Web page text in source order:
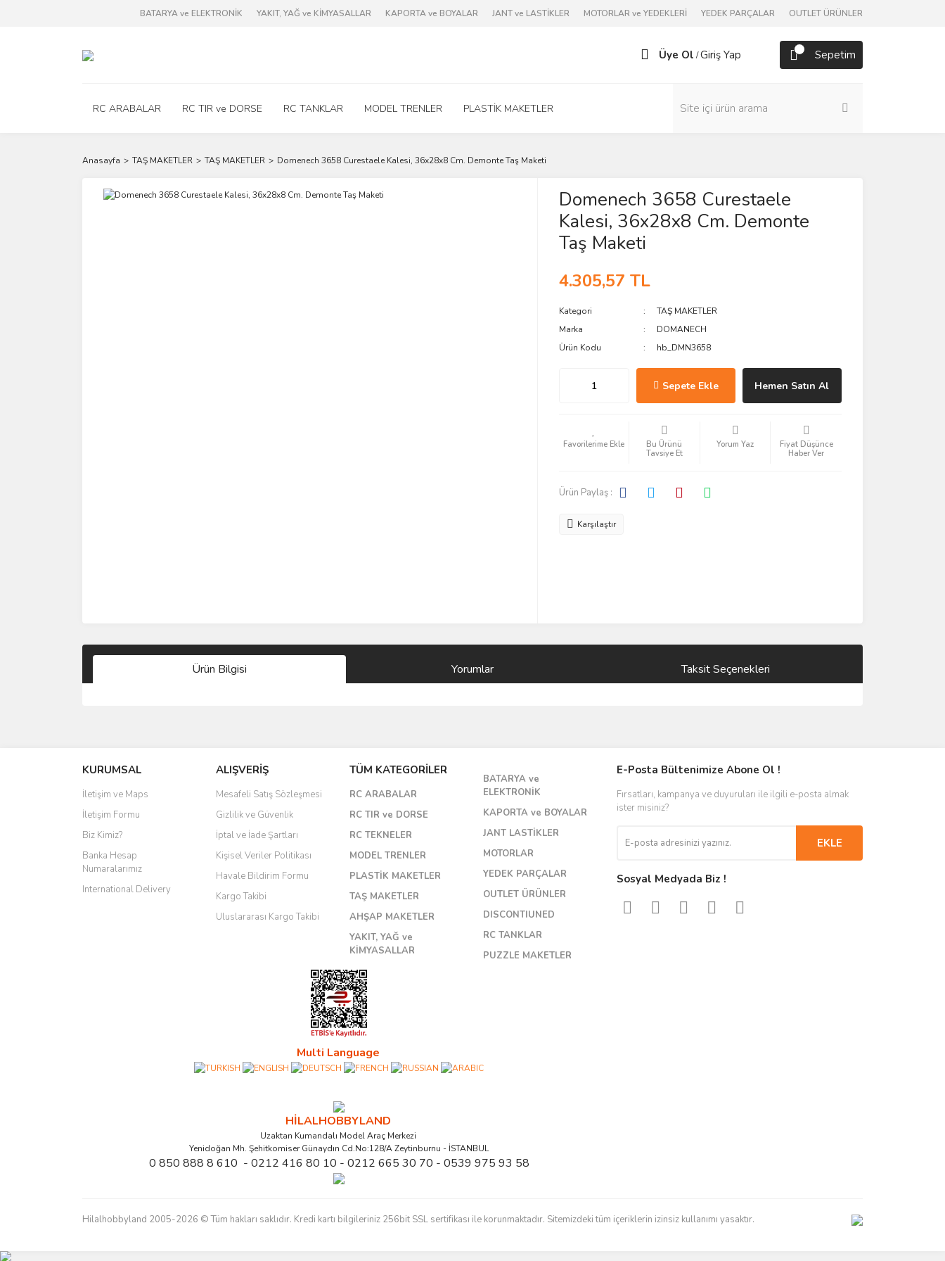
BATARYA ve ELEKTRONİK YAKIT, YAĞ ve KİMYASALLAR KAPORTA ve BOYALAR JANT ve LASTİKLER MOTORLAR ve YEDEKLERİ YEDEK PARÇALAR OUTLET ÜRÜNLER
Üye Ol /Giriş Yap Sepetim
RC ARABALAR RC TIR ve DORSE RC TANKLAR MODEL TRENLER PLASTİK MAKETLER
Anasayfa TAŞ MAKETLER TAŞ MAKETLER Domenech 3658 Curestaele Kalesi, 36x28x8 Cm. Demonte Taş Maketi
Domenech 3658 Curestaele
Kalesi, 36x28x8 Cm. Demonte
Taş Maketi
4.305,57 TL
Kategori
TAŞ MAKETLER
Marka
DOMANECH
Ürün Kodu
hb_DMN3658
Sepete Ekle Hemen Satın Al
Bu Ürünü
Tavsiye Et
Yorum Yaz
Fiyat Düşünce
Haber Ver
Ürün Paylaş :
Karşılaştır
Ürün Bilgisi Yorumlar Taksit Seçenekleri
Yorum Yaz
KURUMSAL
İletişim ve Maps
İletişim Formu
Biz Kimiz?
Banka Hesap
Numaralarımız
International Delivery
ALIŞVERİŞ
Mesafeli Satış Sözleşmesi
Gizlilik ve Güvenlik
İptal ve İade Şartları
Kişisel Veriler Politikası
Havale Bildirim Formu
Kargo Takibi
Uluslararası Kargo Takibi
TÜM KATEGORİLER
RC ARABALAR
RC TIR ve DORSE
RC TEKNELER
MODEL TRENLER
PLASTİK MAKETLER
TAŞ MAKETLER
AHŞAP MAKETLER
YAKIT, YAĞ ve
KİMYASALLAR
BATARYA ve
ELEKTRONİK
KAPORTA ve BOYALAR
JANT LASTİKLER
MOTORLAR
YEDEK PARÇALAR
OUTLET ÜRÜNLER
DISCONTIUNED
RC TANKLAR
PUZZLE MAKETLER
Multi Language
HİLALHOBBYLAND
Uzaktan Kumandalı Model Araç Merkezi
Yenidoğan Mh. Şehitkomiser Günaydın Cd.No:128/A Zeytinburnu - İSTANBUL
0 850 888 8 610 - 0212 416 80 10 - 0212 665 30 70 - 0539 975 93 58
E-Posta Bültenimize Abone Ol !
Fırsatları, kampanya ve duyuruları ile ilgili e-posta almak
ister misiniz?
EKLE
Sosyal Medyada Biz !
Hilalhobbyland 2005-2026 © Tüm hakları saklıdır. Kredi kartı bilgileriniz 256bit SSL sertifikası ile korunmaktadır. Sitemizdeki tüm içeriklerin izinsiz kullanımı yasaktır.